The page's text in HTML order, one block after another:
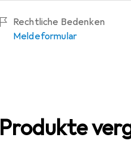
Rechtliche Bedenken
Meldeformular
Produkte